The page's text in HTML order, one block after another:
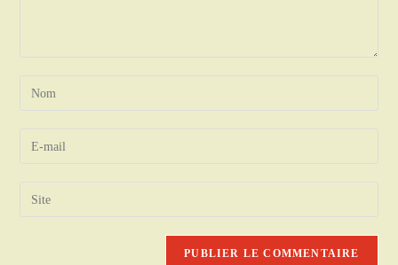
Enter
Enter
address
Saisir